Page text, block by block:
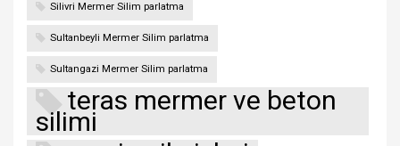
Silivri Mermer Silim parlatma
Sultanbeyli Mermer Silim parlatma
Sultangazi Mermer Silim parlatma
teras mermer ve beton
silimi